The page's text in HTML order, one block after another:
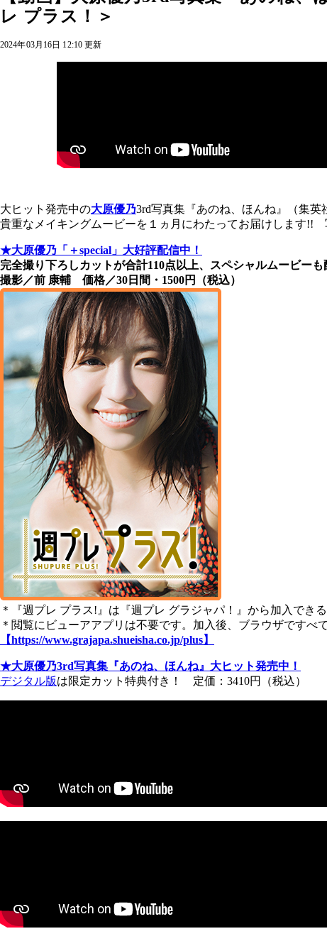
レ プラス！＞
2024年03月16日 12:10 更新
大ヒット発売中の大原優乃3rd写真集『あのね、ほんね』（集
貴重なメイキングムービーを１ヵ月にわたってお届けします!!
★大原優乃「＋special」大好評配信中！
完全撮り下ろしカットが合計110点以上、スペシャルムービーも
撮影／前 康輔 価格／30日間・1500円（税込）
＊『週プレ プラス!』は『週プレ グラジャパ！』から加入でき
＊閲覧にビューアアプリは不要です。加入後、ブラウザですべ
【https://www.grajapa.shueisha.co.jp/plus】
★大原優乃3rd写真集『あのね、ほんね』大ヒット発売中！
デジタル版は限定カット特典付き！ 定価：3410円（税込）